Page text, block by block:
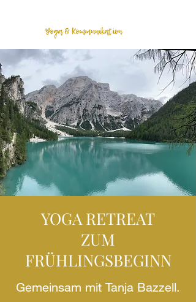
YOGA RETREAT
ZUM
FRÜHLINGSBEGINN
Gemeinsam mit Tanja Bazzell.